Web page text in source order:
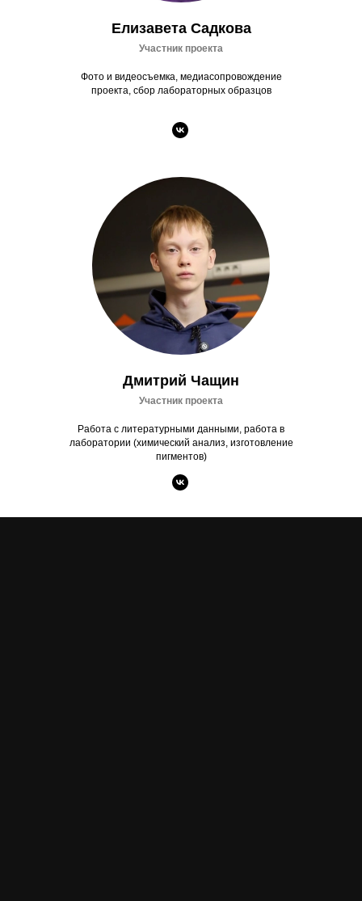
Елизавета Садкова
Участник проекта
Фото и видеосъемка, медиасопровождение
проекта, сбор лабораторных образцов
Дмитрий Чащин
Участник проекта
Работа с литературными данными, работа в
лаборатории (химический анализ, изготовление
пигментов)